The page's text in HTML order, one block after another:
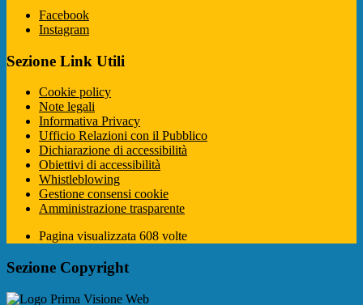
Facebook
Instagram
Sezione Link Utili
Cookie policy
Note legali
Informativa Privacy
Ufficio Relazioni con il Pubblico
Dichiarazione di accessibilità
Obiettivi di accessibilità
Whistleblowing
Gestione consensi cookie
Amministrazione trasparente
Pagina visualizzata 608 volte
Sezione Copyright